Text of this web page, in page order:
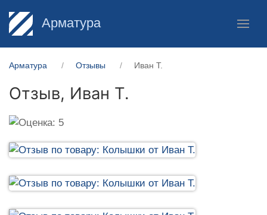
Арматура
Арматура Отзывы Иван Т.
Отзыв, Иван Т.